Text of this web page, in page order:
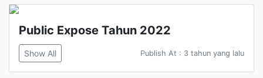
Public Expose Tahun 2022
Show All Publish At : 3 tahun yang lalu